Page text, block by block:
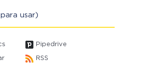
usar)
Pipedrive
RSS